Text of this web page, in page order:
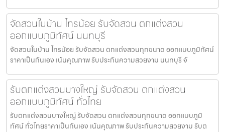
จัดสวนในบ้าน ไทรน้อย รับจัดสวน ตกแต่งสวน
ออกแบบภูมิทัศน์ นนทบุรี
จัดสวนในบ้าน ไทรน้อย รับจัดสวน ตกแต่งสวนทุกขนาด ออกแบบภูมิทัศน์
ราคาเป็นกันเอง เน้นคุณภาพ รับประกันความสวยงาม นนทบุรี จั
รับตกแต่งสวนบางใหญ่ รับจัดสวน ตกแต่งสวน
ออกแบบภูมิทัศน์ ทั่วไทย
รับตกแต่งสวนบางใหญ่ รับจัดสวน ตกแต่งสวนทุกขนาด ออกแบบภูมิ
ทัศน์ ทั่วไทยราคาเป็นกันเอง เน้นคุณภาพ รับประกันความสวยงาม รับต